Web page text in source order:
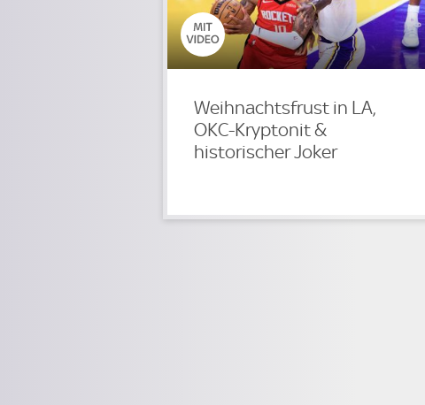
Weihnachtsfrust in LA,
OKC-Kryptonit &
historischer Joker